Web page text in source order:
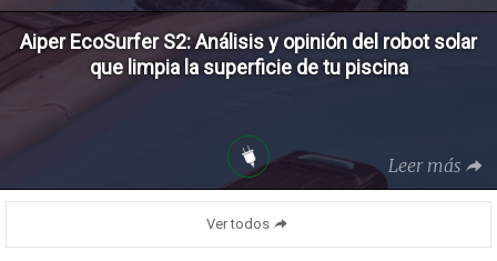
Aiper EcoSurfer S2: Análisis y opinión del robot solar
que limpia la superficie de tu piscina
Leer más
Ver todos